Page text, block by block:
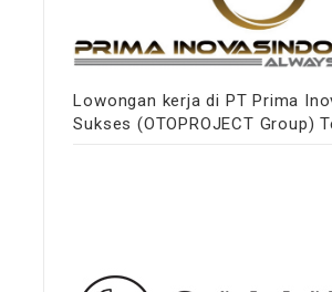
Lowongan kerja di PT Prima
Sukses (OTOPROJECT Group)